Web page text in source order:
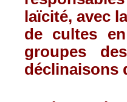
laïcité, avec
de cultes
groupes
déclinaisons